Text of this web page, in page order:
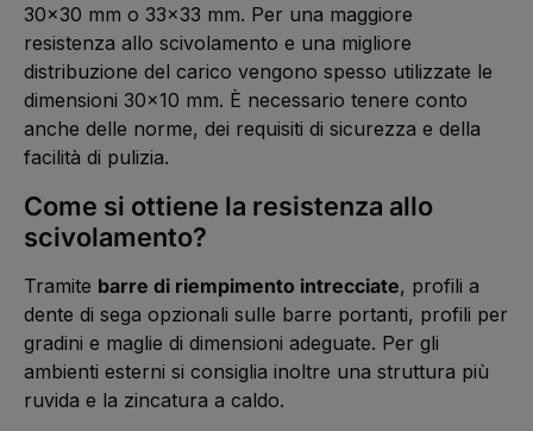
30×30 mm o 33×33 mm. Per una maggiore
resistenza allo scivolamento e una migliore
distribuzione del carico vengono spesso utilizzate le
dimensioni 30×10 mm. È necessario tenere conto
anche delle norme, dei requisiti di sicurezza e della
facilità di pulizia.
Come si ottiene la resistenza allo
scivolamento?
Tramite barre di riempimento intrecciate, profili a
dente di sega opzionali sulle barre portanti, profili per
gradini e maglie di dimensioni adeguate. Per gli
ambienti esterni si consiglia inoltre una struttura più
ruvida e la zincatura a caldo.